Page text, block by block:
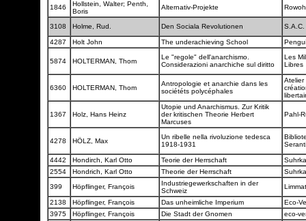
1846
Hollstein, Walter; Penth,
Boris
Alternativ-Projekte
3108 Holme, Rud. Den Sociala Revolutionen S.A.C.
4287 Holt John The underachieving School
5874 HOLTERMAN, Thom
Le "regole" dell'anarchismo.
Considerazioni anarchiche sul diritto
Les
Libres
6360 HOLTERMAN, Thom
Antropologie et anarchie dans les
sociététs polycéphales
Atelier
1367 Holz, Hans Heinz
Utopie und Anarchismus. Zur Kritik
der kritischen Theorie Herbert
Marcuses
Pahl-
4278 HÖLZ, Max
Un ribelle nella rivoluzione tedesca
1918-1931
4442 Hondirch, Karl Otto Teorie der Herrschaft
2554
Hondrich, Karl Otto Theorie der Herrschaft
399
Höpflinger, François
Industriegewerkschaften in der
Schweiz
2138 Höpflinger, François Das unheimliche Imperium
Eco-
3975
Höpflinger, François Die Stadt der Gnomen
eco-